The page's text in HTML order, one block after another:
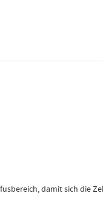
damit sich die